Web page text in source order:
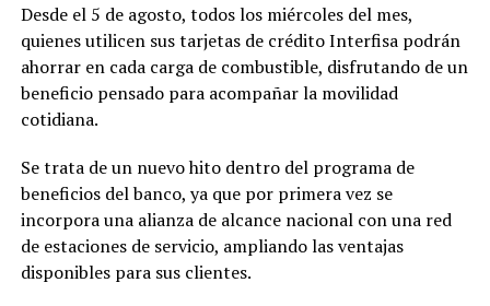
Desde el 5 de agosto, todos los miércoles del mes,
quienes utilicen sus tarjetas de crédito Interfisa podrán
ahorrar en cada carga de combustible, disfrutando de un
beneficio pensado para acompañar la movilidad
cotidiana.
Se trata de un nuevo hito dentro del programa de
beneficios del banco, ya que por primera vez se
incorpora una alianza de alcance nacional con una red
de estaciones de servicio, ampliando las ventajas
disponibles para sus clientes.